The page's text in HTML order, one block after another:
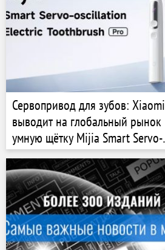
Сервопривод для зубов: Xiaomi
выводит на глобальный рынок
умную щётку Mijia Smart Servo-
oscillation Pro